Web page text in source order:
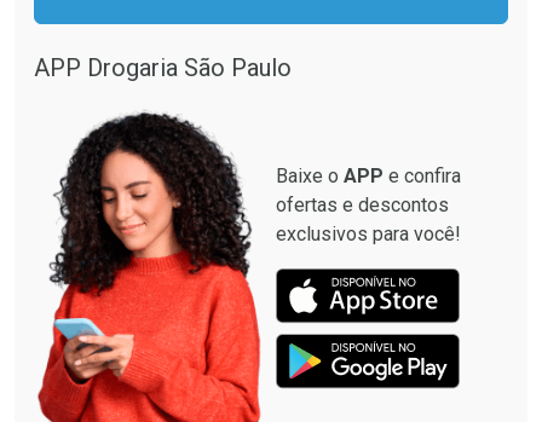
APP Drogaria São Paulo
Baixe o APP e confira
ofertas e descontos
exclusivos para você!